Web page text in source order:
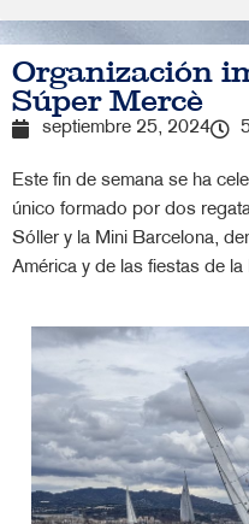
Organización
Súper Mercè
septiembre 25, 2024
Este fin de semana se ha
único formado por dos
Sóller y la Mini Barcelona,
América y de las fiestas de